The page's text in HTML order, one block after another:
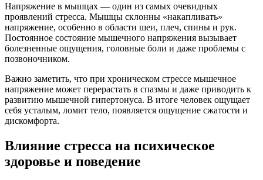
Напряжение в мышцах — один из самых очевидных
проявлений стресса. Мышцы склонны «накапливать»
напряжение, особенно в области шеи, плеч, спины и рук.
Постоянное состояние мышечного напряжения вызывает
болезненные ощущения, головные боли и даже проблемы с
позвоночником.
Важно заметить, что при хроническом стрессе мышечное
напряжение может перерастать в спазмы и даже приводить к
развитию мышечной гипертонуса. В итоге человек ощущает
себя усталым, ломит тело, появляется ощущение сжатости и
дискомфорта.
Влияние стресса на психическое
здоровье и поведение